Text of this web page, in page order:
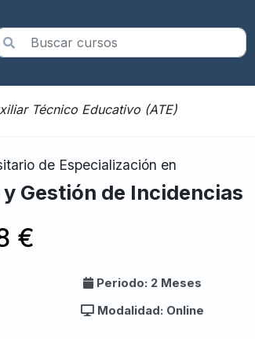
Técnico Educativo (ATE)
de Especialización en
Gestión de Incidencias
€
Periodo: 2 Meses
Modalidad: Online